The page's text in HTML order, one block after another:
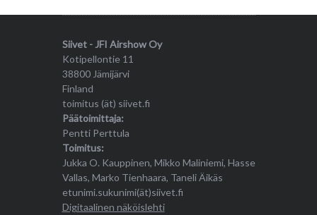
Siivet - JFI Airshow Oy
Kotipellontie 11
38800 Jämijärvi
Finland
toimitus (ät) siivet.fi
Päätoimittaja:
Pentti Perttula
Toimitus:
Jukka O. Kauppinen, Mikko Maliniemi, Hasse
Vallas, Marko Tienhaara, Taneli Äikäs
etunimi.sukunimi(ät)siivet.fi
Digitaalinen näköislehti